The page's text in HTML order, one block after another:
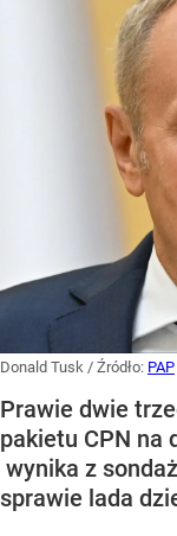
Donald Tusk / Źródło: PAP
Prawie dwie
pakietu CPN na
wynika z
sprawie lada